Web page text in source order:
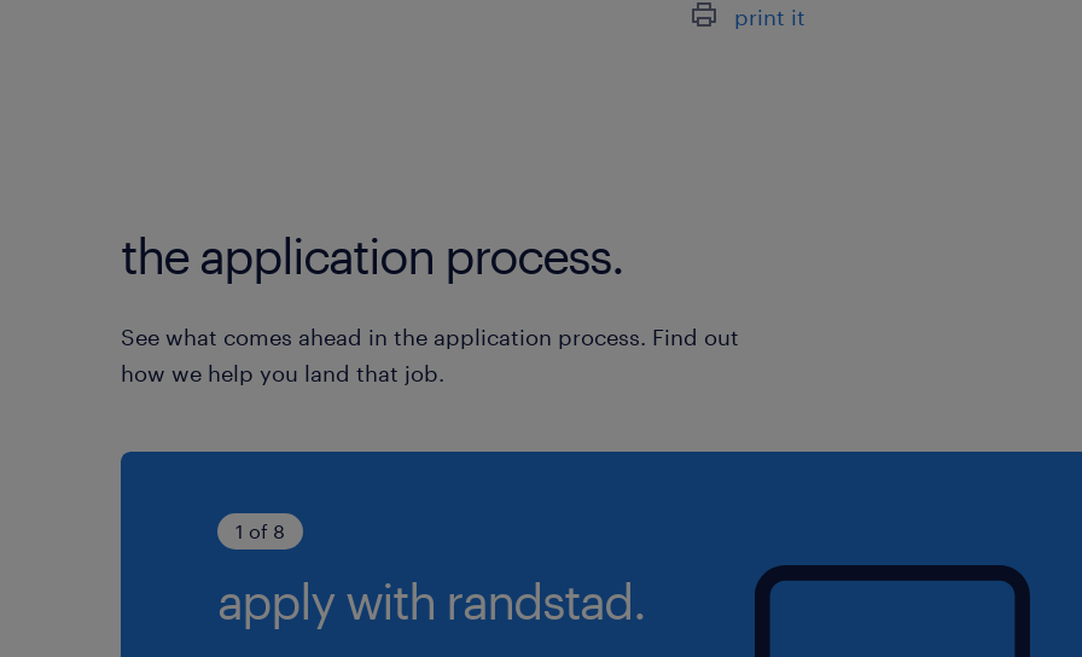
print it
the application process.
See what comes ahead in the application process. Find out
how we help you land that job.
1 of 8
apply with randstad.